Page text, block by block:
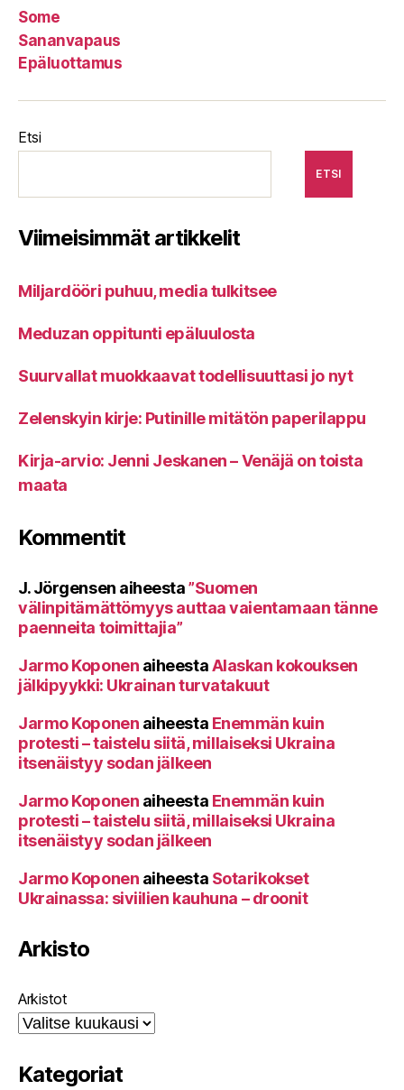
Some
Sananvapaus
Epäluottamus
Etsi
ETSI
Viimeisimmät artikkelit
Miljardööri puhuu, media tulkitsee
Meduzan oppitunti epäluulosta
Suurvallat muokkaavat todellisuuttasi jo nyt
Zelenskyin kirje: Putinille mitätön paperilappu
Kirja-arvio: Jenni Jeskanen – Venäjä on toista
maata
Kommentit
J. Jörgensen aiheesta”Suomen
välinpitämättömyys auttaa vaientamaan tänne
paenneita toimittajia”
Jarmo Koponen aiheestaAlaskan kokouksen
jälkipyykki: Ukrainan turvatakuut
Jarmo Koponen aiheesta Enemmän kuin
protesti – taistelu siitä, millaiseksi Ukraina
itsenäistyy sodan jälkeen
Jarmo Koponen aiheesta Enemmän kuin
protesti – taistelu siitä, millaiseksi Ukraina
itsenäistyy sodan jälkeen
Jarmo Koponen aiheesta Sotarikokset
Ukrainassa: siviilien kauhuna – droonit
Arkisto
Arkistot
Kategoriat